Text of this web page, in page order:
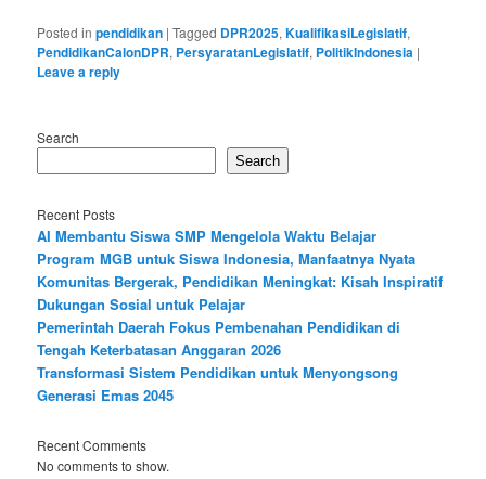
Posted in pendidikan |Tagged DPR2025,KualifikasiLegislatif,
PendidikanCalonDPR, PersyaratanLegislatif, PolitikIndonesia |
Leave a reply
Search
Search
Recent Posts
AI Membantu Siswa SMP Mengelola Waktu Belajar
Program MGB untuk Siswa Indonesia, Manfaatnya Nyata
Komunitas Bergerak, Pendidikan Meningkat: Kisah Inspiratif
Dukungan Sosial untuk Pelajar
Pemerintah Daerah Fokus Pembenahan Pendidikan di
Tengah Keterbatasan Anggaran 2026
Transformasi Sistem Pendidikan untuk Menyongsong
Generasi Emas 2045
Recent Comments
No comments to show.